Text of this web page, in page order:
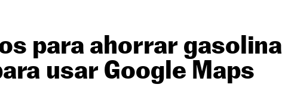
para ahorrar
usar Google Maps